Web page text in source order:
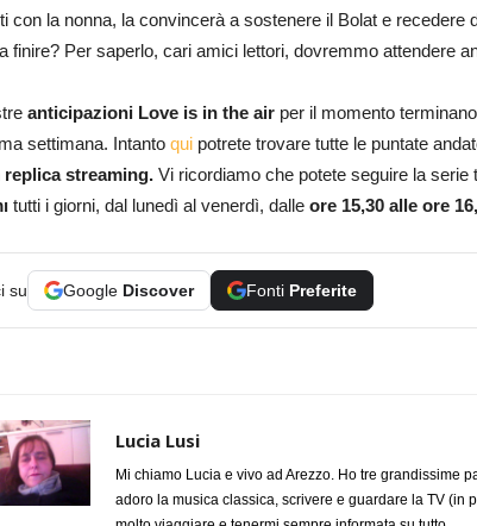
con la nonna, la convincerà a sostenere il Bolat e recedere
finire? Per saperlo, cari amici lettori, dovremmo attendere
anticipazioni Love is in the air per il momento
settimana. Intanto qui potrete trovare tutte le puntate
replica streaming. Vi ricordiamo che potete seguire la serie
tutti i giorni, dal lunedì al venerdì, dalle ore 15,30 alle ore
su Google Discover Fonti Preferite
Lucia Lusi
Mi chiamo Lucia e vivo ad Arezzo. Ho tre grandissime
adoro la musica classica, scrivere e guardare la TV (in